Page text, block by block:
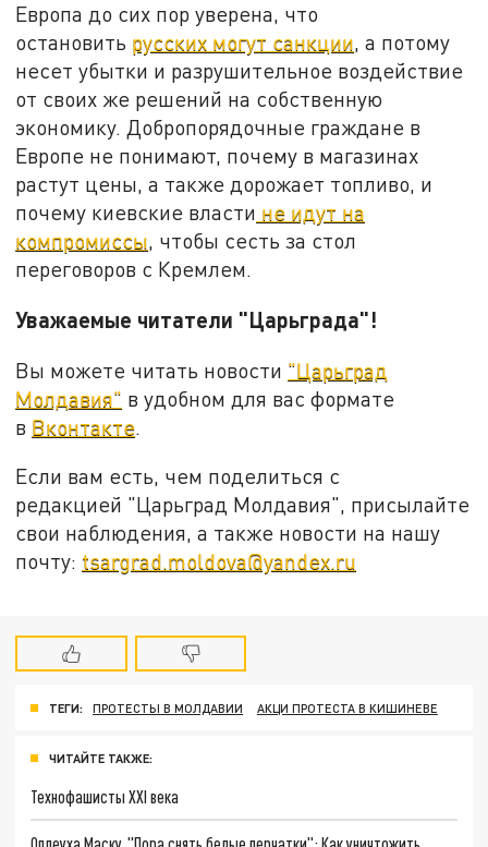
Европа до сих пор уверена, что
остановить русских могут санкции, а потому
несет убытки и разрушительное воздействие
от своих же решений на собственную
экономику. Добропорядочные граждане в
Европе не понимают, почему в магазинах
растут цены, а также дорожает топливо, и
почему киевские власти не идут на
компромиссы, чтобы сесть за стол
переговоров с Кремлем.
Уважаемые читатели "Царьграда"!
Вы можете читать новости "Царьград
Молдавия" в удобном для вас формате
в Вконтакте
Если вам есть, чем поделиться с
редакцией "Царьград Молдавия", присылайте
свои наблюдения, а также новости на нашу
почту: tsargrad.moldova@yandex.ru
ТЕГИ: ПРОТЕСТЫ В МОЛДАВИИ АКЦИ ПРОТЕСТА В КИШИНЕВЕ
ЧИТАЙТЕ ТАКЖЕ:
Технофашисты XXI века